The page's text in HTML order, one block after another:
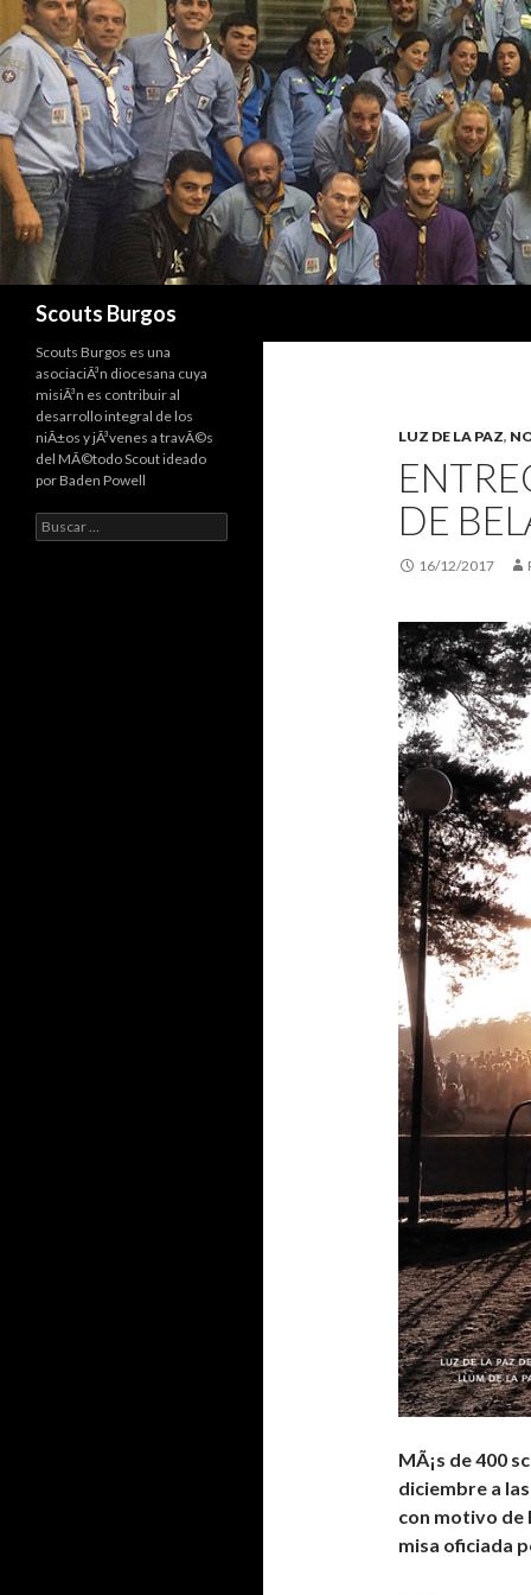
Scouts Burgos
LUZ DE LA PAZ,
DE
16/12/2017
MÃ¡s de 400
diciembre a
con motivo de
misa oficiada
Scouts Burgos es una
asociaciÃ³n diocesana cuya
misiÃ³n es contribuir al
desarrollo integral de los
niÃ±os y jÃ³venes a travÃ©s
del MÃ©todo Scout ideado
por Baden Powell
Buscar: